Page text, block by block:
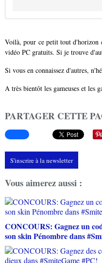
Voilà, pour ce petit tout d'horizon
vidéo PC gratuits. Si je trouve
Si vous en connaissez d'autres,
A très bientôt les gameuses et les
PARTAGER CETTE
S'inscrire à la newsletter
Vous aimerez aussi :
CONCOURS: Gagnez un
son skin Pénombre dans